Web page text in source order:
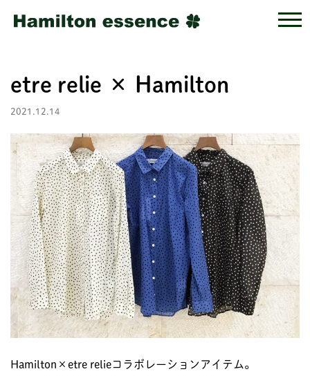
etre relie × Hamilton
2021.12.14
Hamilton×etre relieコラボレーションアイテム。